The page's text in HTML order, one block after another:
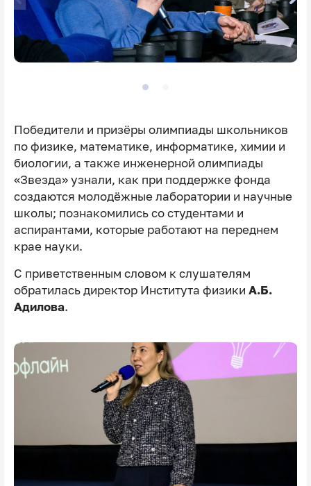
Победители и призёры олимпиады школьников
по физике, математике, информатике, химии и
биологии, а также инженерной олимпиады
«Звезда» узнали, как при поддержке фонда
создаются молодёжные лаборатории и научные
школы; познакомились со студентами и
аспирантами, которые работают на переднем
крае науки.
С приветственным словом к слушателям
обратилась директор Института физики А.Б.
Адилова.